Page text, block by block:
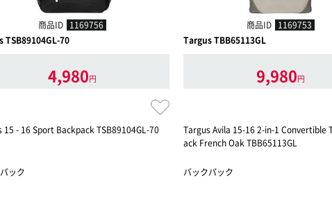
商品ID 1169756
TSB89104GL-70
4,980円
15 - 16 Sport Backpack TSB89104GL-70
ック
商品ID 1169753
Targus TBB65113GL
9,980円
Targus Avila 15-16 2-in-1 Convertible
ack French Oak TBB65113GL
バックパック